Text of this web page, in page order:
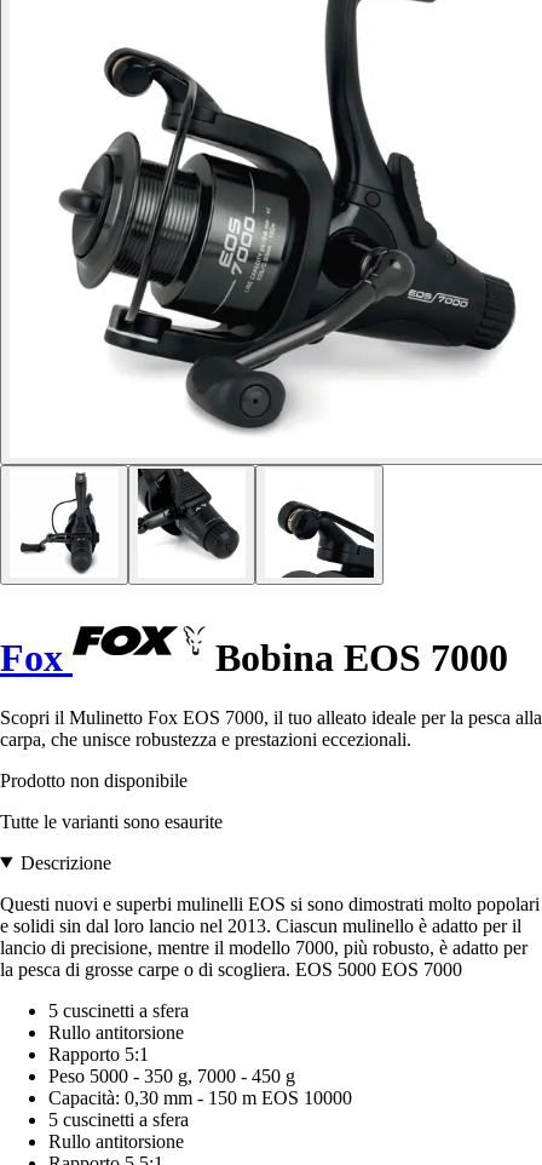
Fox Bobina EOS 7000
Scopri il Mulinetto Fox EOS 7000, il tuo alleato ideale per la pesca alla
carpa, che unisce robustezza e prestazioni eccezionali.
Prodotto non disponibile
Tutte le varianti sono esaurite
Descrizione
Questi nuovi e superbi mulinelli EOS si sono dimostrati molto popolari
e solidi sin dal loro lancio nel 2013. Ciascun mulinello è adatto per il
lancio di precisione, mentre il modello 7000, più robusto, è adatto per
la pesca di grosse carpe o di scogliera. EOS 5000 EOS 7000
5 cuscinetti a sfera
Rullo antitorsione
Rapporto 5:1
Peso 5000 - 350 g, 7000 - 450 g
Capacità: 0,30 mm - 150 m EOS 10000
5 cuscinetti a sfera
Rullo antitorsione